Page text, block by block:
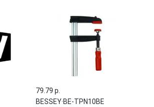
79.79 p.
BESSEY·BE-TPN10BE